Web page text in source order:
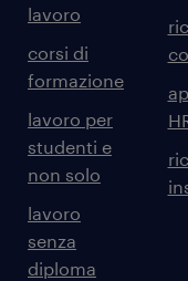
lavoro
corsi di
formazione
lavoro per
studenti e
non solo
lavoro
senza
diploma